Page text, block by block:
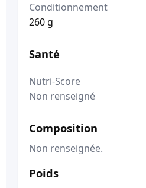
Conditionnement
260 g
Santé
Nutri-Score
Non renseigné
Composition
Non renseignée.
Poids